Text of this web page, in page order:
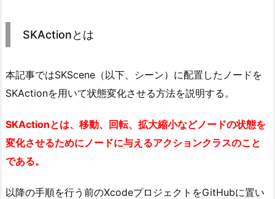
SKActionとは
本記事ではSKScene（以下、シーン）に配置したノードを
SKActionを用いて状態変化させる方法を説明する。
SKActionとは、移動、回転、拡大縮小などノードの状態を
変化させるためにノードに与えるアクションクラスのこと
である。
以降の手順を行う前のXcodeプロジェクトをGitHubに置い